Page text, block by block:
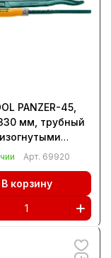
PANZER-45,
мм, трубный
(2735-10)
Арт. 69920
В корзину